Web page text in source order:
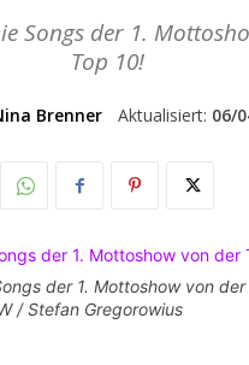
Songs der 1.
Top 10!
Brenner Aktualisiert: 06/
der 1. Mottoshow von
/ Stefan Gregorowius